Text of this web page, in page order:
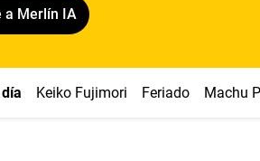
a Merlín IA
Keiko Fujimori Feriado Machu